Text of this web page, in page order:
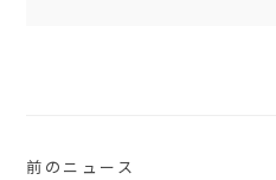
前のニュース